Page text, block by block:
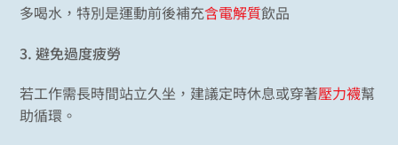
多喝水，特別是運動前後補充含電解質飲品
3.避免過度疲勞
若工作需長時間站立久坐，建議定時休息或穿著壓力襪幫
助循環。